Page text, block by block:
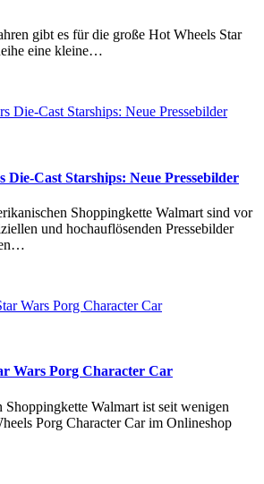
gibt es für die große Hot Wheels Star
eine kleine…
Die-Cast Starships: Neue Pressebilder
Shoppingkette Walmart sind vor
und hochauflösenden Pressebilder
Wars Porg Character Car
Shoppingkette Walmart ist seit wenigen
Porg Character Car im Onlineshop